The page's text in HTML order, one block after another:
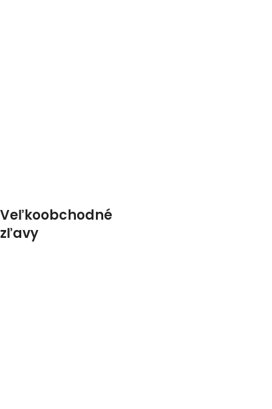
Veľkoobchodné
zľavy